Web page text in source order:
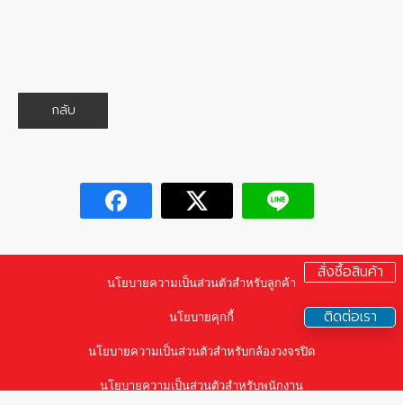
กลับ
นโยบายความเป็นส่วนตัวสำหรับลูกค้า
นโยบายคุกกี้
นโยบายความเป็นส่วนตัวสำหรับกล้องวงจรปิด
นโยบายความเป็นส่วนตัวสำหรับพนักงาน
สั่งซื้อสินค้า
ติดต่อเรา